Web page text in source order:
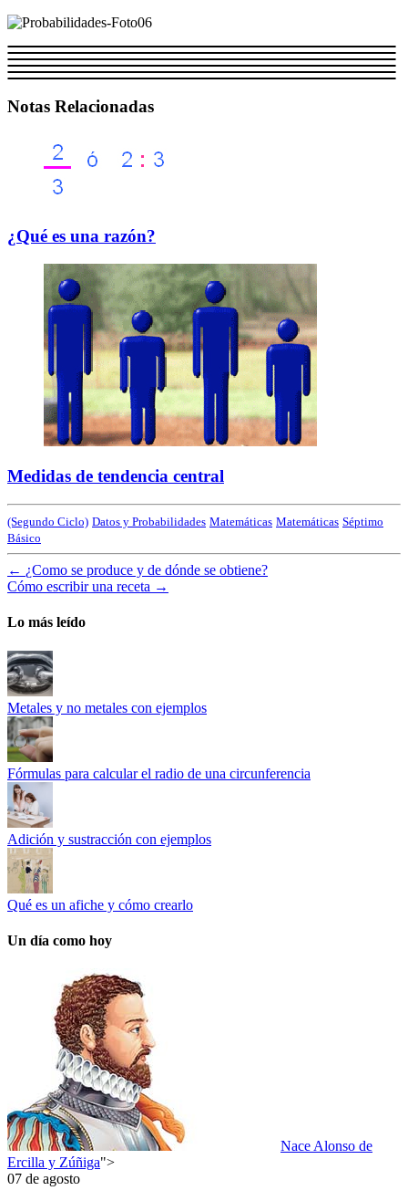
Notas Relacionadas
¿Qué es una razón?
Medidas de tendencia central
(Segundo Ciclo) Datos y Probabilidades Matemáticas Matemáticas Séptimo
Básico
← ¿Como se produce y de dónde se obtiene?
Cómo escribir una receta →
Lo más leído
Metales y no metales con ejemplos
Fórmulas para calcular el radio de una circunferencia
Adición y sustracción con ejemplos
Qué es un afiche y cómo crearlo
Un día como hoy
Nace Alonso de
Ercilla y Zúñiga">
07 de agosto